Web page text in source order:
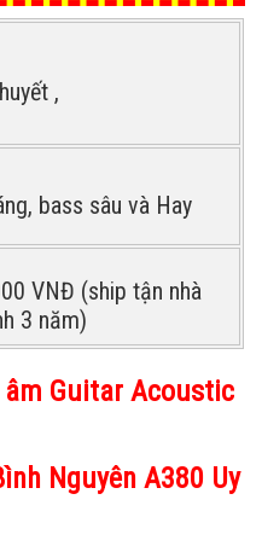
,
bass sâu và Hay
VNĐ (ship tận nhà
3 năm)
Guitar Acoustic
Nguyên A380 Uy